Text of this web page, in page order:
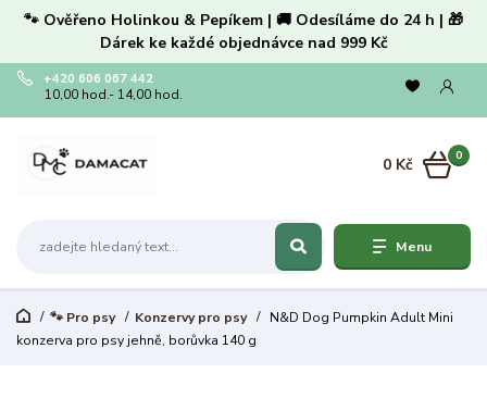
🐾 Ověřeno Holinkou & Pepíkem | 🚚 Odesíláme do 24 h | 🎁
Dárek ke každé objednávce nad 999 Kč
Menu
+420 606 067 442
10,00 hod.- 14,00 hod.
0
0 Kč
🐾 Pro psy Konzervy pro psy
N&D Dog Pumpkin Adult Mini
konzerva pro psy jehně, borůvka 140 g